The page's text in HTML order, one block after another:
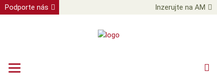
Podporte nás Inzerujte na AM